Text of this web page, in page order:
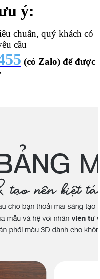
ý:
chuẩn, quý khách có
cầu
(có Zalo) để được